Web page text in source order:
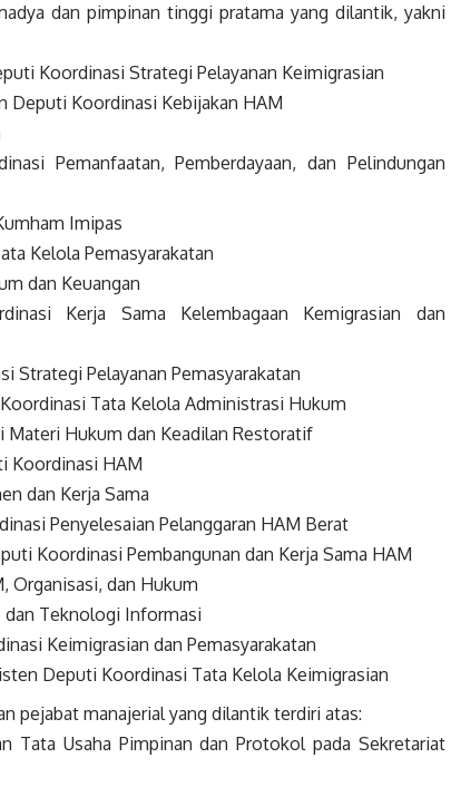
dan pimpinan tinggi pratama yang dilantik, yakni
Koordinasi Strategi Pelayanan Keimigrasian
Deputi Koordinasi Kebijakan HAM
Pemanfaatan, Pemberdayaan, dan Pelindungan
Imipas
Kelola Pemasyarakatan
dan Keuangan
Kerja Sama Kelembagaan Kemigrasian dan
Strategi Pelayanan Pemasyarakatan
Tata Kelola Administrasi Hukum
Materi Hukum dan Keadilan Restoratif
Koordinasi HAM
dan Kerja Sama
Penyelesaian Pelanggaran HAM Berat
Koordinasi Pembangunan dan Kerja Sama HAM
Organisasi, dan Hukum
dan Teknologi Informasi
Keimigrasian dan Pemasyarakatan
Deputi Koordinasi Tata Kelola Keimigrasian
pejabat manajerial yang dilantik terdiri atas:
Tata Usaha Pimpinan dan Protokol pada Sekretariat